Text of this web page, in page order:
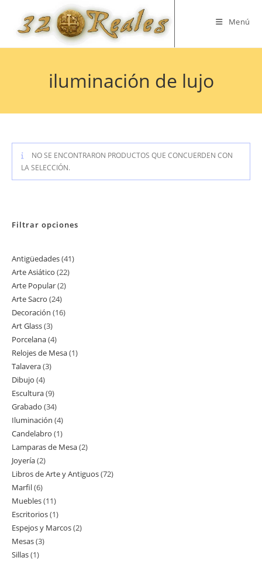
contenido
Menú
iluminación de lujo
NO SE ENCONTRARON PRODUCTOS QUE CONCUERDEN CON
LA SELECCIÓN.
Filtrar opciones
Antigüedades 4141
Arte Asiático 2222
Arte Popular 22
Arte Sacro 2424
productos
Decoración 1616
Art Glass 33
productos
Porcelana 44
productos
Relojes de Mesa 11
Talavera 33
Dibujo 44
productos
Escultura 99
productos
Grabado 3434
productos
Iluminación 44
productos
Candelabro 11
producto
Lamparas de Mesa 22
Joyería 22
productos
Libros de Arte y Antiguos 7272
Marfil 66
productos
Muebles 1111
productos
Escritorios 11
producto
Espejos y Marcos 22
Mesas 33
Sillas 11